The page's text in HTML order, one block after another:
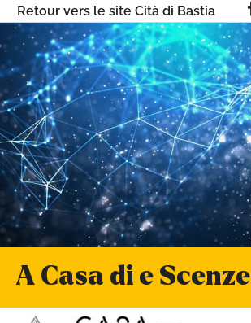
Retour vers le site Cità di Bastia
A Casa di e Scenze